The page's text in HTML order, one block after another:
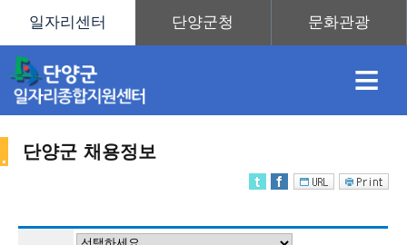
≡
단양군 채용정보